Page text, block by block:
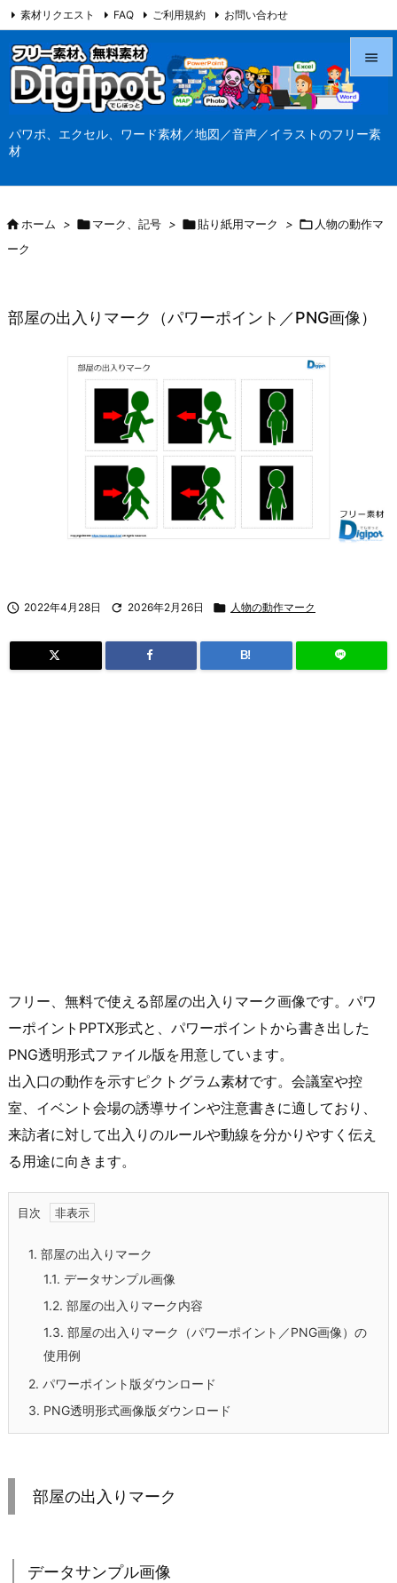
パワポ、エクセル、ワード素材／地図／音声／イラストのフリー素
材




素材リクエスト FAQ ご利用規約 お問い合わせ
当サイト（Digipot.net）について
ホーム > マーク、記号 > 貼り紙用マーク >  人物の動作マ
ーク
部屋の出入りマーク（パワーポイント／PNG画像）
 2022年4月28日  2026年2月26日  人物の動作マーク
B!
フリー、無料で使える部屋の出入りマーク画像です。パワ
ーポイントPPTX形式と、パワーポイントから書き出した
PNG透明形式ファイル版を用意しています。
出入口の動作を示すピクトグラム素材です。会議室や控
室、イベント会場の誘導サインや注意書きに適しており、
来訪者に対して出入りのルールや動線を分かりやすく伝え
る用途に向きます。
目次
1. 部屋の出入りマーク
1.1. データサンプル画像
1.2. 部屋の出入りマーク内容
1.3. 部屋の出入りマーク（パワーポイント／PNG画像）の
使用例
2. パワーポイント版ダウンロード
3. PNG透明形式画像版ダウンロード
部屋の出入りマーク
データサンプル画像